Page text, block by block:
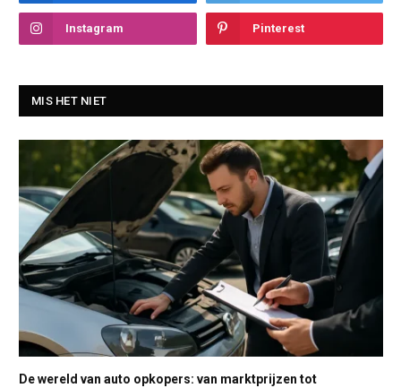
Instagram Pinterest
MIS HET NIET
De wereld van auto opkopers: van marktprijzen tot